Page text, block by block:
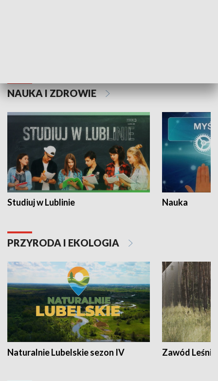
NAUKA I ZDROWIE
Studiuj w Lublinie Nauka
PRZYRODA I EKOLOGIA
Naturalnie Lubelskie sezon IV Zawód Leśnik